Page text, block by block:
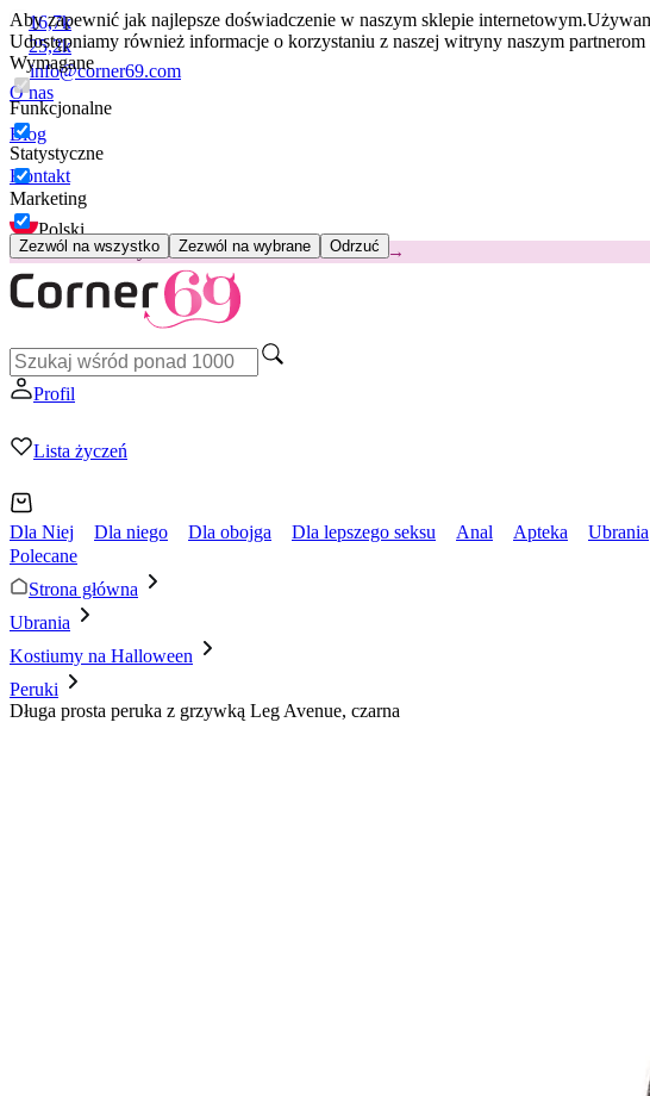
Aby zapewnić jak najlepsze doświadczenie w naszym sklepie internetowym.
Udostępniamy również informacje o korzystaniu z naszej witryny naszym
Wymagane
Funkcjonalne
Statystyczne
Marketing
Zezwól na wszystko Zezwól na wybrane Odrzuć
16,7k
25,2k
info@corner69.com
O nas
Blog
Kontakt
Polski
😽Svakom Klitty: 65 zł TANIEJKod: KLITTY →
Profil
Lista życzeń
Dla Niej Dla niego Dla obojga Dla lepszego seksu Anal Apteka
Ubrania
Polecane
Strona główna
Ubrania
Kostiumy na Halloween
Peruki
Długa prosta peruka z grzywką Leg Avenue, czarna